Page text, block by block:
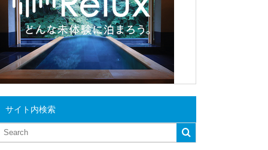
サイト内検索